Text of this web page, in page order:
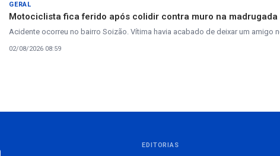
GERAL
Motociclista fica ferido após colidir contra muro na madrugada
Acidente ocorreu no bairro Soizão. Vítima havia acabado de deixar um amigo
02/08/2026 08:59
EDITORIAS